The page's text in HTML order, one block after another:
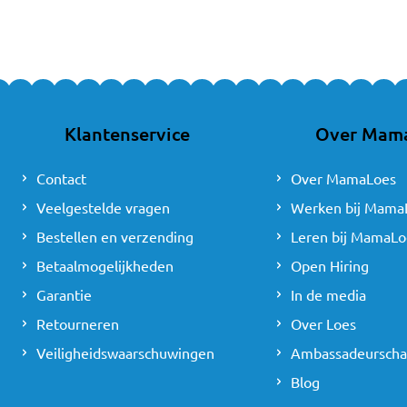
Interesse in de
Leren begrijpen van
Begin van het
Volwassenen
Ontdekken van de
3 JAAR
Vol vertrouwen de
Creatiever worden
Klantenservice
Contact
Veelgestelde vragen
Bestellen en verzending
Betaalmogelijkheden
Garantie
Retourneren
Veiligheidswaarschuwingen
Over
Over MamaLoes
Werken bij
Leren bij
Open Hiring
In de media
Over Loes
Blog